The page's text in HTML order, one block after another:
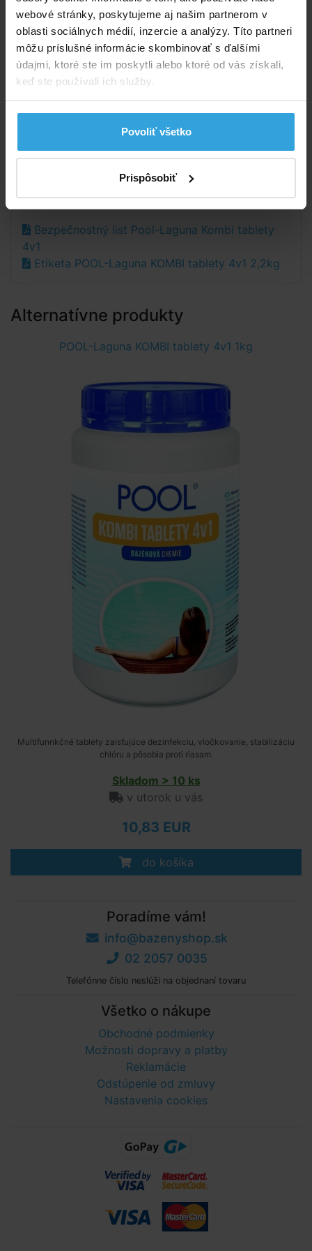
webové stránky, poskytujeme aj našim partnerom v
oblasti sociálnych médií, inzercie a analýzy. Títo partneri
môžu príslušné informácie skombinovať s ďalšími
údajmi, ktoré ste im poskytli alebo ktoré od vás získali,
keď ste používali ich služby.
Povoliť všetko
Prispôsobiť
Parametry
Značka: POOL-Lagúna
Váha:
Druh: tablety
Bezpečnostný list Pool-Laguna Kombi tablety
4v1
Etiketa POOL-Laguna KOMBI tablety 4v1 2,2kg
Alternatívne produkty
POOL-Laguna KOMBI tablety 4v1 1kg
Multifunnkčné tablety zaisťujúce dezinfekciu, vločkovanie, stabilizáciu
chlóru a pôsobia proti riasam.
Skladom > 10 ks
v utorok u vás
10,83 EUR
do košíka
Poradíme vám!
info@bazenyshop.sk
02 2057 0035
Telefónne číslo neslúži na objednaní tovaru
Všetko o nákupe
Obchodné podmienky
Možnosti dopravy a platby
Reklamácie
Odstúpenie od zmluvy
Nastavenia cookies